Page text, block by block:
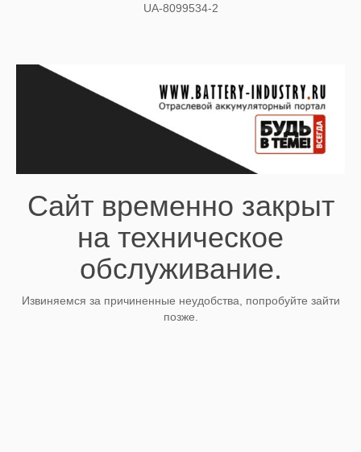
UA-8099534-2
Сайт временно закрыт
на техническое
обслуживание.
Извиняемся за причиненные неудобства, попробуйте зайти
позже.